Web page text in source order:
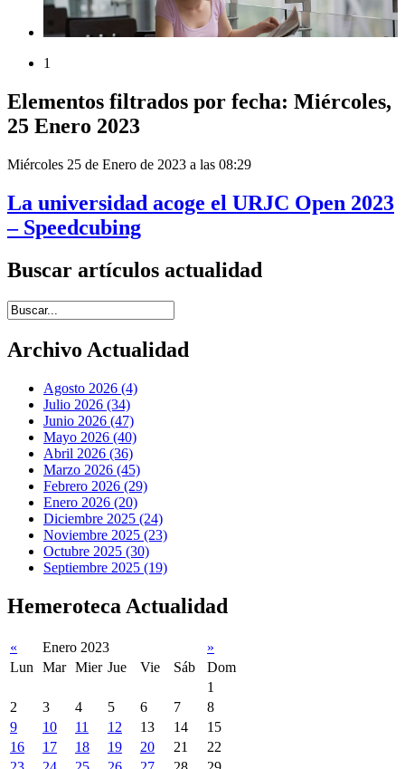
1
Elementos filtrados por fecha: Miércoles,
25 Enero 2023
Miércoles 25 de Enero de 2023 a las 08:29
La universidad acoge el URJC Open 2023
– Speedcubing
Buscar artículos actualidad
Introduce términos de búsqueda
Archivo Actualidad
Agosto 2026 (4)
Julio 2026 (34)
Junio 2026 (47)
Mayo 2026 (40)
Abril 2026 (36)
Marzo 2026 (45)
Febrero 2026 (29)
Enero 2026 (20)
Diciembre 2025 (24)
Noviembre 2025 (23)
Octubre 2025 (30)
Septiembre 2025 (19)
Hemeroteca Actualidad
« Enero 2023
»
Lun
Mar Mier Jue Vie Sáb
Dom
1
2
3 4 5 6 7
8
9
10 11 12 13 14
15
16
17 18 19 20 21
22